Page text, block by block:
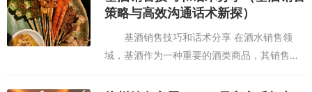
嘉定工业区附近ktv招聘...
策略与高效沟通话术新探）
基酒销售技巧和话术分享 在酒水销售领
域，基酒作为一种重要的酒类商品，其销售技
巧与话术的运用直接关系到销售业绩的提升。